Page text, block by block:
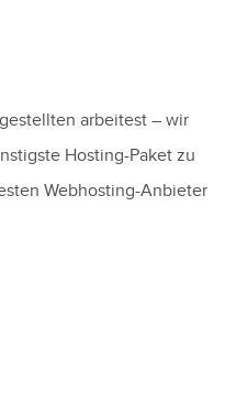
arbeitest – wir
Hosting-Paket zu
Webhosting-Anbieter